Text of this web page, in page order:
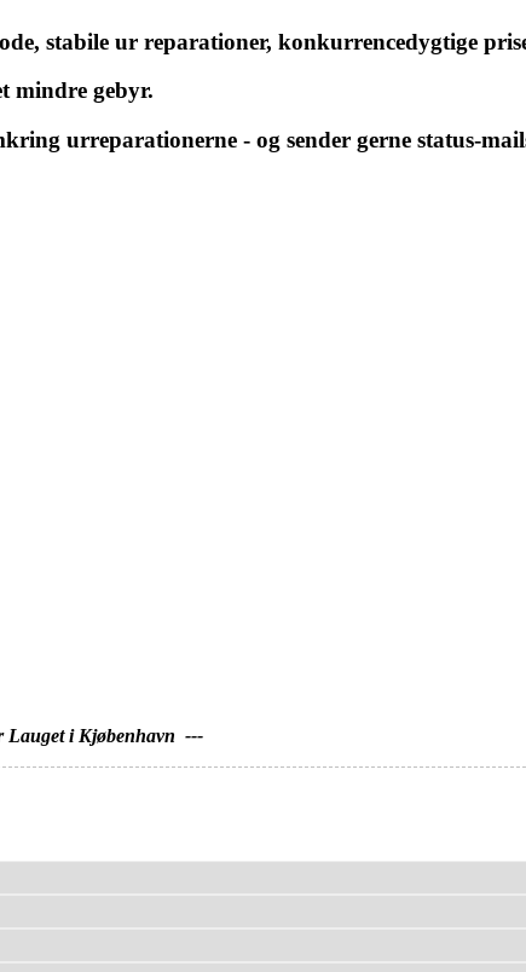
stabile ur reparationer, konkurrencedygtige
mindre gebyr.
urreparationerne - og sender gerne status-
i Kjøbenhavn ---